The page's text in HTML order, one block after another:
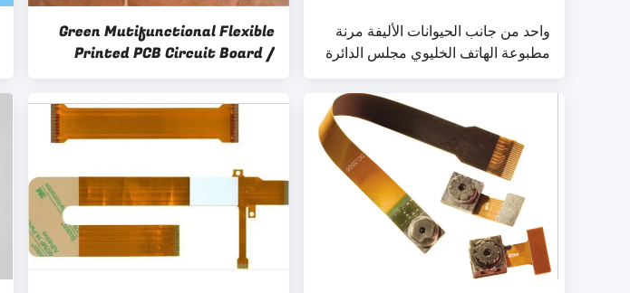
Green Mutifunctional Flexible
Printed PCB Circuit Board /
Mobile Phone Circuit Board
واحد من جانب الحيوانات الأليفة مرنة
مطبوعة الهاتف الخليوي مجلس الدائرة
250V دس